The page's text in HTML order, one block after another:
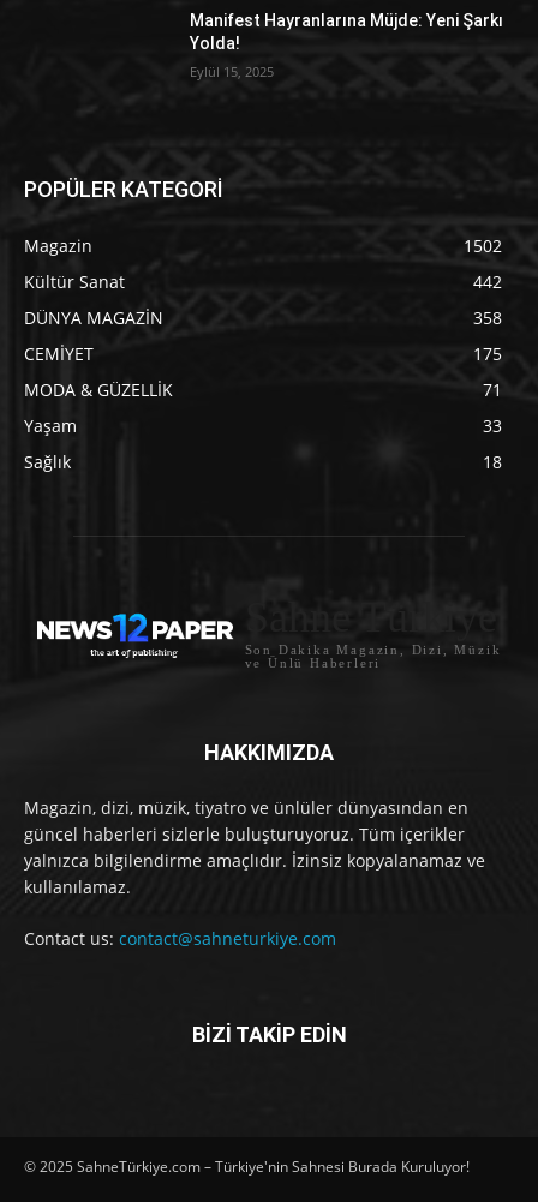
Manifest Hayranlarına Müjde: Yeni Şarkı
Yolda!
Eylül 15, 2025
POPÜLER KATEGORİ
Magazin
1502
Kültür Sanat
442
DÜNYA MAGAZİN
358
CEMİYET
175
MODA & GÜZELLİK
71
Yaşam
33
Sağlık
18
Sahne Türkiye
Son Dakika Magazin, Dizi, Müzik
ve Ünlü Haberleri
HAKKIMIZDA
Magazin, dizi, müzik, tiyatro ve ünlüler dünyasından en
güncel haberleri sizlerle buluşturuyoruz. Tüm içerikler
yalnızca bilgilendirme amaçlıdır. İzinsiz kopyalanamaz ve
kullanılamaz.
Contact us: contact@sahneturkiye.com
BİZİ TAKİP EDİN
© 2025 SahneTürkiye.com – Türkiye'nin Sahnesi Burada Kuruluyor!